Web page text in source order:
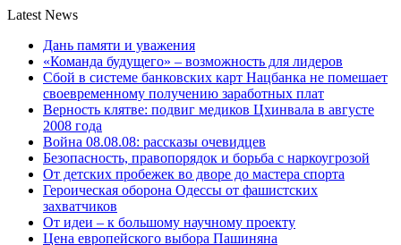
Latest News
Дань памяти и уважения
«Команда будущего» – возможность для лидеров
Сбой в системе банковских карт Нацбанка не помешает
своевременному получению заработных плат
Верность клятве: подвиг медиков Цхинвала в августе
2008 года
Война 08.08.08: рассказы очевидцев
Безопасность, правопорядок и борьба с наркоугрозой
От детских пробежек во дворе до мастера спорта
Героическая оборона Одессы от фашистских
захватчиков
От идеи – к большому научному проекту
Цена европейского выбора Пашиняна